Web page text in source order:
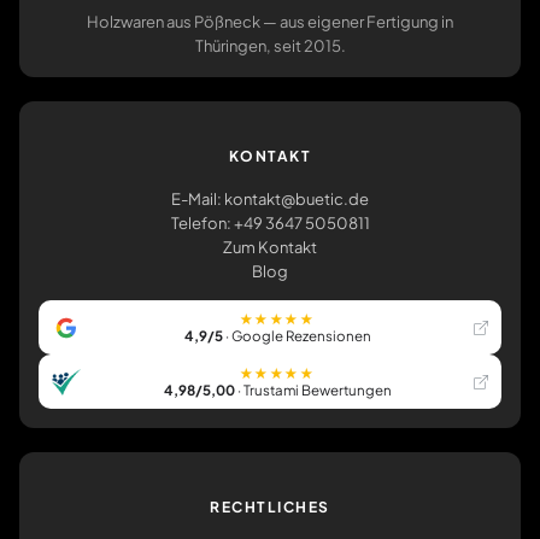
Holzwaren aus Pößneck — aus eigener Fertigung in
Thüringen, seit 2015.
KONTAKT
E-Mail: kontakt@buetic.de
Telefon: +49 3647 5050811
Zum Kontakt
Blog
★★★★★
4,9/5· Google Rezensionen
★★★★★
4,98/5,00· Trustami Bewertungen
RECHTLICHES